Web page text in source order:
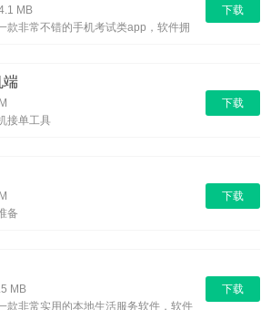
下载
MB
款非常不错的手机考试类app，软件拥
下载
端
接单工具
下载
备
下载
MB
款非常实用的本地生活服务软件，软件